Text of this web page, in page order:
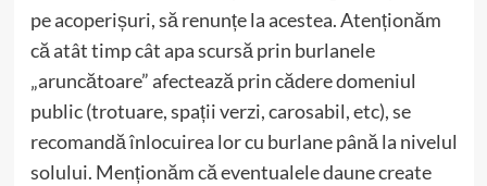
pe acoperișuri, să renunțe la acestea. Atenționăm
că atât timp cât apa scursă prin burlanele
„aruncătoare” afectează prin cădere domeniul
public (trotuare, spații verzi, carosabil, etc), se
recomandă înlocuirea lor cu burlane până la nivelul
solului. Menționăm că eventualele daune create